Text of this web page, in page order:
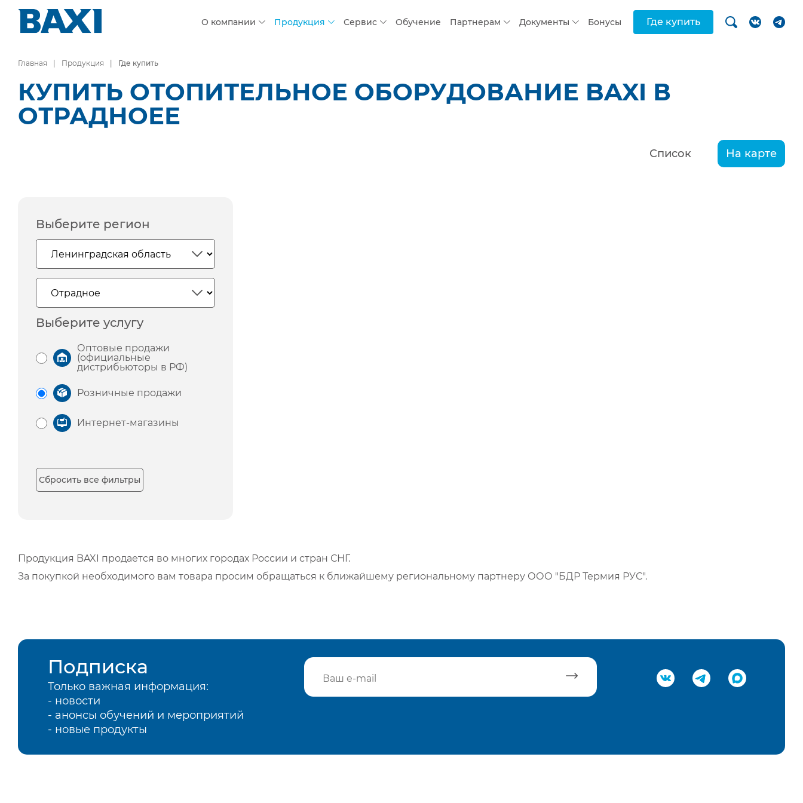
О компании Продукция Сервис Обучение Партнерам Документы Бонусы Где купить
Главная Продукция Где купить
КУПИТЬ ОТОПИТЕЛЬНОЕ ОБОРУДОВАНИЕ BAXI В
ОТРАДНОЕЕ
Список На карте
Выберите регион
Выберите услугу
Оптовые продажи
(официальные
дистрибьюторы в РФ)
Розничные продажи
Интернет-магазины
Сбросить все фильтры
Продукция BAXI продается во многих городах России и стран СНГ.
За покупкой необходимого вам товара просим обращаться к ближайшему региональному партнеру ООО "БДР Термия РУС".
Подписка
Только важная информация:
- новости
- анонсы обучений и мероприятий
- новые продукты